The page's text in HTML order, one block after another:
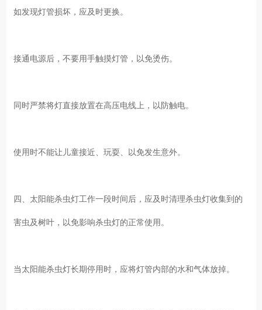
如发现灯管损坏，应及时更换。
接通电源后，不要用手触摸灯管，以免烫伤。
同时严禁将灯直接放置在高压电线上，以防触电。
使用时不能让儿童接近、玩耍、以免发生意外。
四、太阳能杀虫灯工作一段时间后，应及时清理杀虫灯收集到的
害虫及树叶，以免影响杀虫灯的正常使用。
当太阳能杀虫灯长期停用时，应将灯管内部的水和气体放掉。